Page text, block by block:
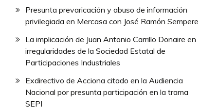
Presunta prevaricación y abuso de información
privilegiada en Mercasa con José Ramón Sempere
La implicación de Juan Antonio Carrillo Donaire en
irregularidades de la Sociedad Estatal de
Participaciones Industriales
Exdirectivo de Acciona citado en la Audiencia
Nacional por presunta participación en la trama
SEPI